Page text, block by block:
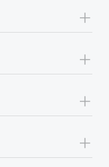
+
+
+
+